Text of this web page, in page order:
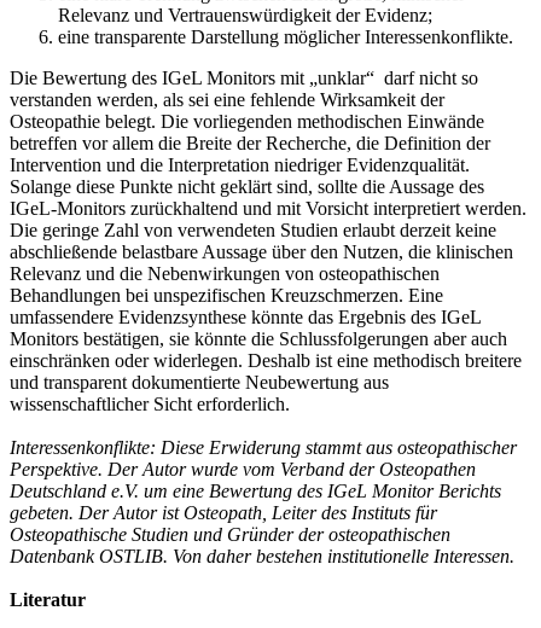
Relevanz und Vertrauenswürdigkeit der Evidenz;
eine transparente Darstellung möglicher Interessenkonflikte.
Die Bewertung des IGeL Monitors mit „unklar“ darf nicht so
verstanden werden, als sei eine fehlende Wirksamkeit der
Osteopathie belegt. Die vorliegenden methodischen Einwände
betreffen vor allem die Breite der Recherche, die Definition der
Intervention und die Interpretation niedriger Evidenzqualität.
Solange diese Punkte nicht geklärt sind, sollte die Aussage des
IGeL-Monitors zurückhaltend und mit Vorsicht interpretiert werden.
Die geringe Zahl von verwendeten Studien erlaubt derzeit keine
abschließende belastbare Aussage über den Nutzen, die klinischen
Relevanz und die Nebenwirkungen von osteopathischen
Behandlungen bei unspezifischen Kreuzschmerzen. Eine
umfassendere Evidenzsynthese könnte das Ergebnis des IGeL
Monitors bestätigen, sie könnte die Schlussfolgerungen aber auch
einschränken oder widerlegen. Deshalb ist eine methodisch breitere
und transparent dokumentierte Neubewertung aus
wissenschaftlicher Sicht erforderlich.
Interessenkonflikte: Diese Erwiderung stammt aus osteopathischer
Perspektive. Der Autor wurde vom Verband der Osteopathen
Deutschland e.V. um eine Bewertung des IGeL Monitor Berichts
gebeten. Der Autor ist Osteopath, Leiter des Instituts für
Osteopathische Studien und Gründer der osteopathischen
Datenbank OSTLIB. Von daher bestehen institutionelle Interessen.
Literatur